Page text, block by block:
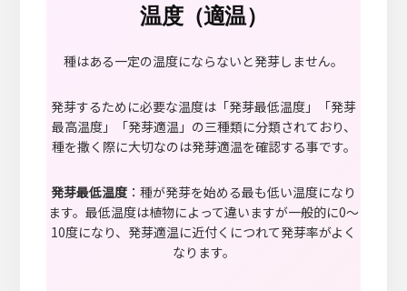
温度（適温）
種はある一定の温度にならないと発芽しません。
発芽するために必要な温度は「発芽最低温度」「発芽
最高温度」「発芽適温」の三種類に分類されており、
種を撒く際に大切なのは発芽適温を確認する事です。
発芽最低温度 ：種が発芽を始める最も低い温度になり
ます。最低温度は植物によって違いますが一般的に0～
10度になり、発芽適温に近付くにつれて発芽率がよく
なります。